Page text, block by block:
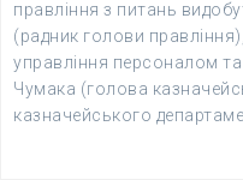
правління з питань
(радник голови
управління персоналом
Чумака (голова
казначейського